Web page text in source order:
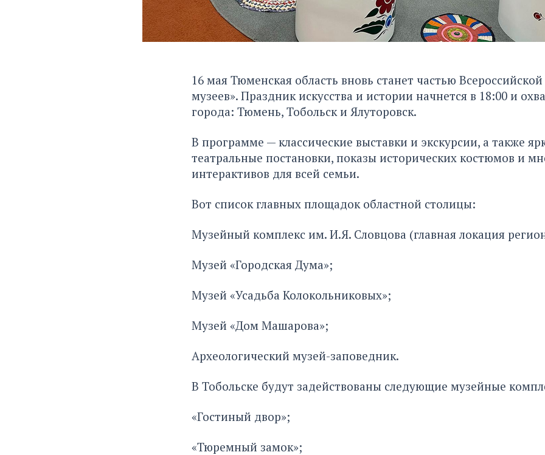
16 мая Тюменская область вновь станет частью
музеев». Праздник искусства и истории начнется в 18:00 и
города: Тюмень, Тобольск и Ялуторовск.
В программе — классические выставки и экскурсии, а также
театральные постановки, показы исторических костюмов и
интерактивов для всей семьи.
Вот список главных площадок областной столицы:
Музейный комплекс им. И.Я. Словцова (главная локация
Музей «Городская Дума»;
Музей «Усадьба Колокольниковых»;
Музей «Дом Машарова»;
Археологический музей-заповедник.
В Тобольске будут задействованы следующие музейные
«Гостиный двор»;
«Тюремный замок»;